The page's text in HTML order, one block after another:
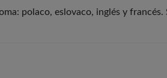
polaco, eslovaco, inglés y